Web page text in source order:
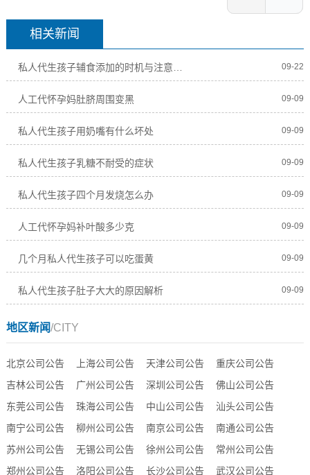
相关新闻
09-22
人工代怀孕妈肚脐周围变黑 09-09
私人代生孩子用奶嘴有什么坏处 09-09
私人代生孩子乳糖不耐受的症状 09-09
私人代生孩子四个月发烧怎么办 09-09
人工代怀孕妈补叶酸多少克 09-09
几个月私人代生孩子可以吃蛋黄 09-09
私人代生孩子肚子大大的原因解析 09-09
地区新闻/CITY
北京公司公告 上海公司公告 天津公司公告
重庆公司公告
吉林公司公告
广州公司公告 深圳公司公告
佛山公司公告
东莞公司公告
珠海公司公告 中山公司公告
汕头公司公告
南宁公司公告
柳州公司公告 南京公司公告
南通公司公告
苏州公司公告
无锡公司公告 徐州公司公告
常州公司公告
郑州公司公告
洛阳公司公告 长沙公司公告 武汉公司公告